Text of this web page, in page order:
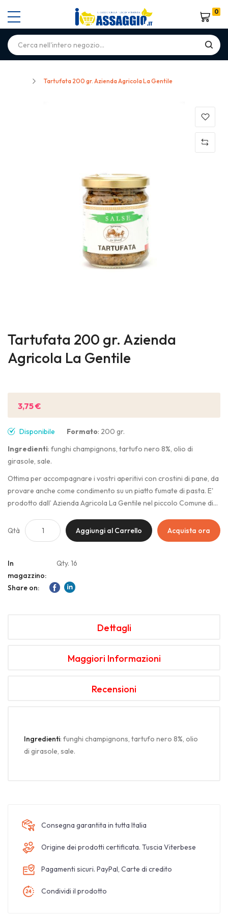
Carrello
0
Tartufata 200 gr. Azienda Agricola La Gentile
to
the
beginning
images
gallery
Tartufata 200 gr. Azienda
Agricola La Gentile
3,75 €
Disponibile Formato: 200 gr.
Ingredienti: funghi champignons, tartufo nero 8%, olio di
girasole, sale.
Ottima per accompagnare i vostri aperitivi con crostini di pane, da
provare anche come condimento su un piatto fumate di pasta. E'
prodotto dall’ Azienda Agricola La Gentile nel piccolo Comune di
Qtà
Aggiungi al Carrello Acquista ora
In
magazzino:
Qty. 16
Share on:
Dettagli
Maggiori Informazioni
Recensioni
Ingredienti: funghi champignons, tartufo nero 8%, olio
di girasole, sale.
Consegna garantita in tutta Italia
Origine dei prodotti certificata. Tuscia Viterbese
Pagamenti sicuri. PayPal, Carte di credito
Condividi il prodotto